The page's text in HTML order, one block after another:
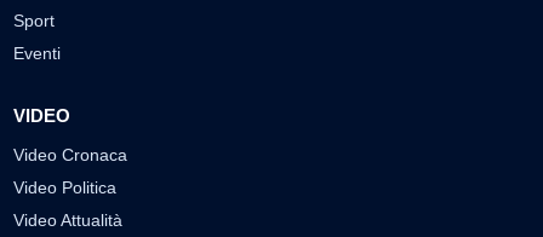
Sport
Eventi
VIDEO
Video Cronaca
Video Politica
Video Attualità